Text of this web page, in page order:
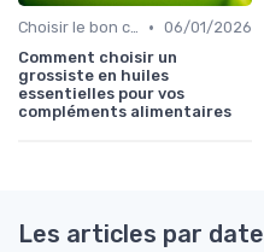
Choisir le bon complément • 06/01/2026
Comment choisir un
grossiste en huiles
essentielles pour vos
compléments alimentaires
Les articles par date